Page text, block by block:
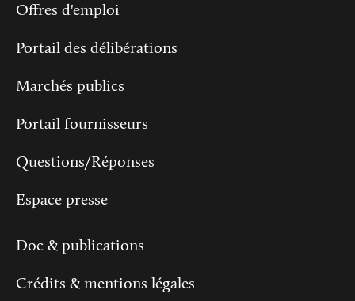
Offres d'emploi
Portail des délibérations
Marchés publics
Portail fournisseurs
Questions/Réponses
Espace presse
Doc & publications
Crédits & mentions légales